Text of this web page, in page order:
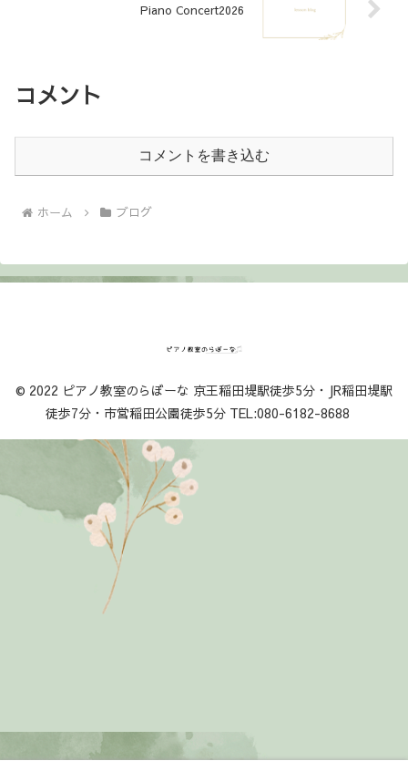
Piano Concert2026
コメント
コメントを書き込む
ホーム ブログ
© 2022 ピアノ教室のらぼーな 京王稲田堤駅徒歩5分・JR稲田堤駅
徒歩7分・市営稲田公園徒歩5分 TEL:080-6182-8688